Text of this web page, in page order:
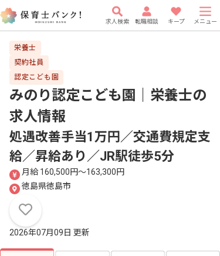
求人検索 転職相談 キープ メニュー
栄養士
契約社員
認定こども園
みのり認定こども園｜栄養士の
求人情報
処遇改善手当1万円／交通費規定支
給／昇給あり／JR駅徒歩5分
月給 160,500円〜163,300円
徳島県徳島市
2026年07月09日 更新